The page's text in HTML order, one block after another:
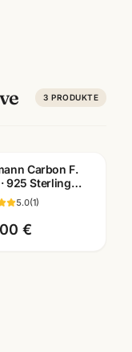
3 PRODUKTE
Carbon F.
925 Sterling
Feder M/B
· 9496/9497
5.0(1)
€